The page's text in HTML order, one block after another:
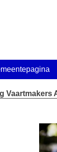
Vaartmakers